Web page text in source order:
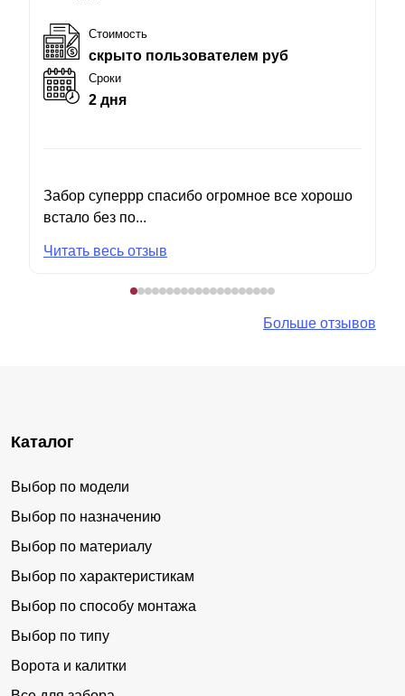
Стоимость
скрыто пользователем руб
Сроки
2 дня
Забор суперрр спасибо огромное все хорошо
встало без по...
Читать весь отзыв
Больше отзывов
Каталог
Выбор по модели
Выбор по назначению
Выбор по материалу
Выбор по характеристикам
Выбор по способу монтажа
Выбор по типу
Ворота и калитки